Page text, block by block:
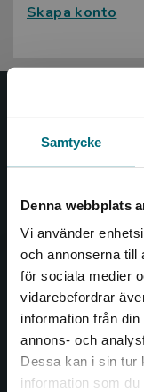
Samtycke
Denna webbplats
Vi använder
och annonserna till
för sociala medier
vidarebefordrar
information från
annons- och
Dessa kan i sin tur
information som
Skapa konto
Nypon och
såväl barn som
Kontakta oss
Kontakta oss
046-31 20 00
Box 141